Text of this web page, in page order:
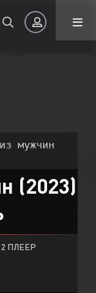
пароль
мужчин
(2023)
2 ПЛЕЕР